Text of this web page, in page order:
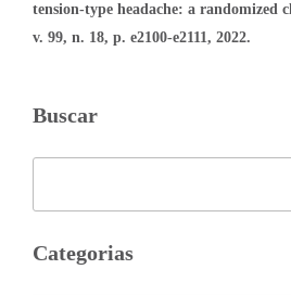
tension-type headache: a randomized
v. 99, n. 18, p. e2100-e2111, 2022.
Buscar
Categorias